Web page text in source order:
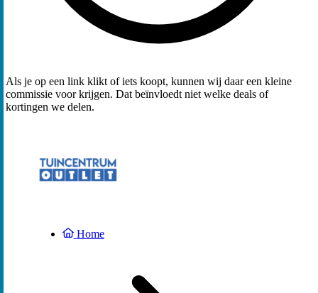
Als je op een link klikt of iets koopt, kunnen wij daar een kleine
commissie voor krijgen. Dat beïnvloedt niet welke deals of
kortingen we delen.
Home